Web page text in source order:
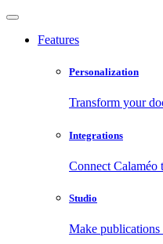
Features
Personalization
Transform your
Integrations
Connect Calaméo
Studio
Make